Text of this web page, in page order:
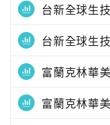
台新全球生
台新全球生
富蘭克林華
富蘭克林華